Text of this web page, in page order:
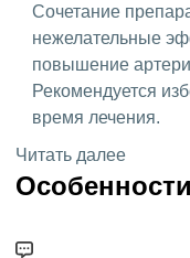
Сочетание
нежелательные
повышение
Рекомендуется
время лечения.
Читать далее